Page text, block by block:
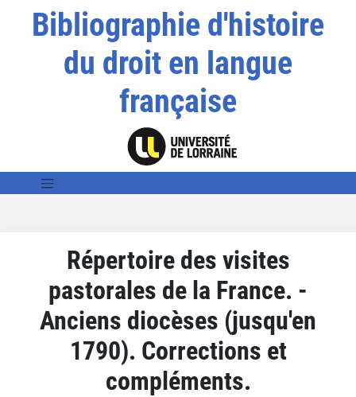
Bibliographie d'histoire
du droit en langue
française
Répertoire des visites
pastorales de la France. -
Anciens diocèses (jusqu'en
1790). Corrections et
compléments.